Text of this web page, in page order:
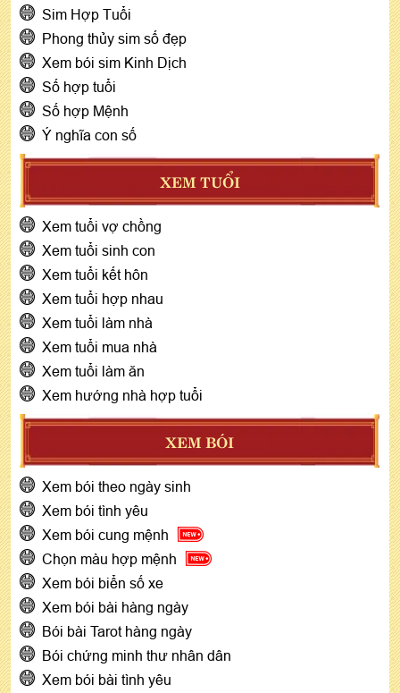
Sim Hợp Tuổi
Phong thủy sim số đẹp
Xem bói sim Kinh Dịch
Số hợp tuổi
Số hợp Mệnh
Ý nghĩa con số
XEM TUỔI
Xem tuổi vợ chồng
Xem tuổi sinh con
Xem tuổi kết hôn
Xem tuổi hợp nhau
Xem tuổi làm nhà
Xem tuổi mua nhà
Xem tuổi làm ăn
Xem hướng nhà hợp tuổi
XEM BÓI
Xem bói theo ngày sinh
Xem bói tình yêu
Xem bói cung mệnh
Chọn màu hợp mệnh
Xem bói biển số xe
Xem bói bài hàng ngày
Bói bài Tarot hàng ngày
Bói chứng minh thư nhân dân
Xem bói bài tình yêu